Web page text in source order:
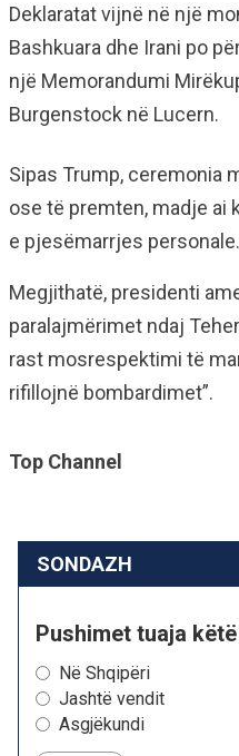
Deklaratat vijnë në një
Bashkuara dhe Irani po
një Memorandumi
Burgenstock në Lucern.
Sipas Trump, ceremonia
ose të premten, madje ai
e pjesëmarrjes personale.
Megjithatë, presidenti
paralajmërimet ndaj
rast mosrespektimi të
rifillojnë bombardimet”.
Top Channel
SONDAZH
Pushimet tuaja
Në Shqipëri
Jashtë vendit
Asgjëkundi